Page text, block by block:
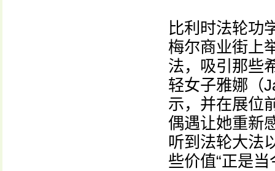
比利时法轮功
梅尔商业街上
法，吸引那些
轻女子雅娜（
示，并在展位
偶遇让她重新
听到法轮大法
些价值“正是